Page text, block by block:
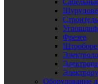
Фрезер
Оборудование